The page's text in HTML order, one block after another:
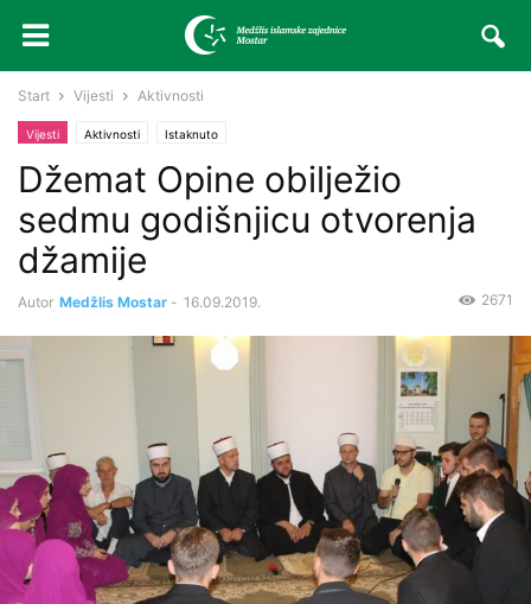
Start Vijesti Aktivnosti
Vijesti Aktivnosti Istaknuto
Džemat Opine obilježio
sedmu godišnjicu otvorenja
džamije
Autor Medžlis Mostar - 16.09.2019. 2671